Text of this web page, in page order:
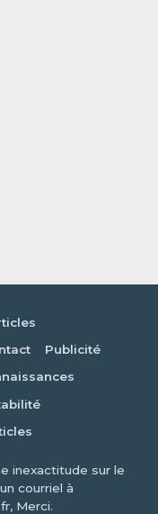
Publicité
inexactitude sur le
courriel à
Merci.